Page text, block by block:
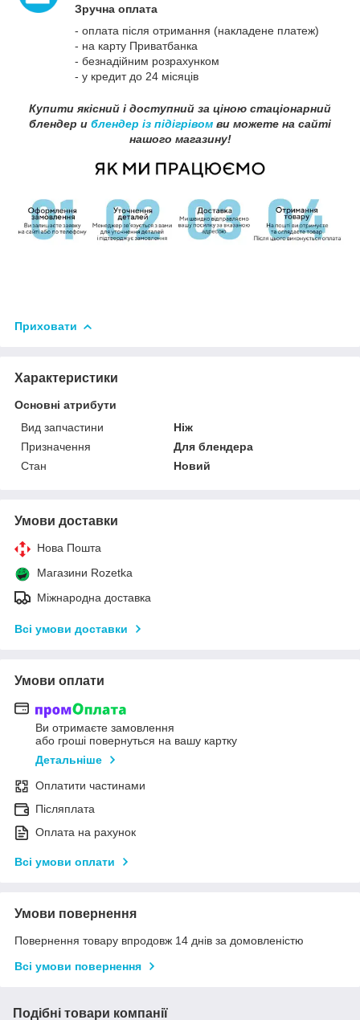
Зручна оплата
- оплата після отримання (накладене платеж)
- на карту Приватбанка
- безнадійним розрахунком
- у кредит до 24 місяців
Купити якісний і доступний за ціною стаціонарний
блендер и блендер із підігрівом ви можете на сайті
нашого магазину!
Приховати
Характеристики
Основні атрибути
Вид запчастини
Ніж
Призначення
Для блендера
Стан
Новий
Умови доставки
Нова Пошта
Магазини Rozetka
Міжнародна доставка
Всі умови доставки
Умови оплати
Ви отримаєте замовлення
або гроші повернуться на вашу картку
Детальніше
Оплатити частинами
Післяплата
Оплата на рахунок
Всі умови оплати
Умови повернення
Повернення товару впродовж 14 днів за домовленістю
Всі умови повернення
Подібні товари компанії